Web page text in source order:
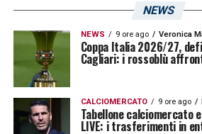
NEWS
NEWS 9 ore ago Veronica
Coppa Italia 2026/27,
Cagliari: i rossoblù
CALCIOMERCATO 9 ore ago
Tabellone calciomercato
LIVE: i trasferimenti in